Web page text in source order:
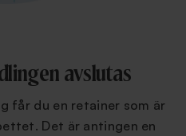
avslutas
får du en retainer som är
Det är antingen en